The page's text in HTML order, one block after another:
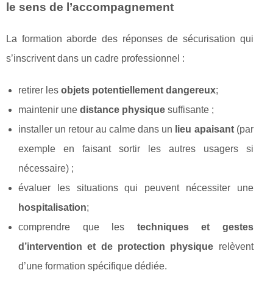
le sens de l’accompagnement
La formation aborde des réponses de sécurisation qui
s’inscrivent dans un cadre professionnel :
retirer les objets potentiellement dangereux;
maintenir une distance physique suffisante ;
installer un retour au calme dans un lieu apaisant(par
exemple en faisant sortir les autres usagers si
nécessaire) ;
évaluer les situations qui peuvent nécessiter une
hospitalisation;
comprendre que les techniques et gestes
d’intervention et de protection physique relèvent
d’une formation spécifique dédiée.